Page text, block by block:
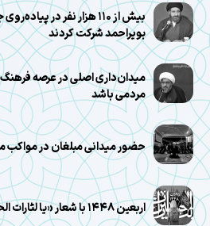
بیش از ۱۱۰ هزار نفر در
بویراحمد شرکت کردند
میدان‌داری اصلی در عرصه
مردمی باشد
حضور میدانی مبلغان در مواکب
اربعین ۱۴۴۸ با شعار «یا لثارات الحسین» برگزار شد